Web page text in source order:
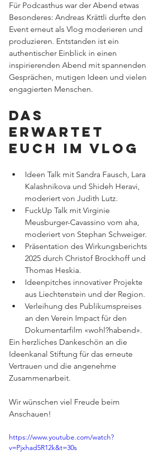
Für Podcasthus war der Abend etwas
Besonderes: Andreas Krättli durfte den
Event erneut als Vlog moderieren und
produzieren. Entstanden ist ein
authentischer Einblick in einen
inspirierenden Abend mit spannenden
Gesprächen, mutigen Ideen und vielen
engagierten Menschen.
Das
erwartet
euch im Vlog
Ideen Talk mit Sandra Fausch, Lara
Kalashnikova und Shideh Heravi,
moderiert von Judith Lutz.
FuckUp Talk mit Virginie
Meusburger-Cavassino vom aha,
moderiert von Stephan Schweiger.
Präsentation des Wirkungsberichts
2025 durch Christof Brockhoff und
Thomas Heskia.
Ideenpitches innovativer Projekte
aus Liechtenstein und der Region.
Verleihung des Publikumspreises
an den Verein Impact für den
Dokumentarfilm «wohl?habend».
Ein herzliches Dankeschön an die
Ideenkanal Stiftung für das erneute
Vertrauen und die angenehme
Zusammenarbeit.
Wir wünschen viel Freude beim
Anschauen!
https://www.youtube.com/watch?
v=Pjxhad5R12k&t=30s